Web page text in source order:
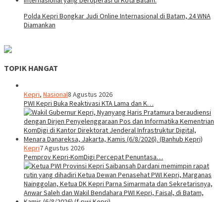
Polda Kepri Bongkar Judi Online Internasional di Batam, 24 WNA
Diamankan
TOPIK HANGAT
Kepri, Nasional8 Agustus 2026
PWI Kepri Buka Reaktivasi KTA Lama dan K…
Kepri7 Agustus 2026
Pemprov Kepri-KomDigi Percepat Penuntasa…